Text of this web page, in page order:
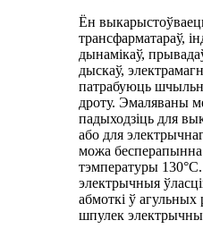
Ён
трансфарматараў,
дынамікаў,
дыскаў,
патрабуюць
дроту. Эмаляваны
падыходзіць для
або для
можа
тэмпературы
электрычныя
абмоткі ў агульных
шпулек